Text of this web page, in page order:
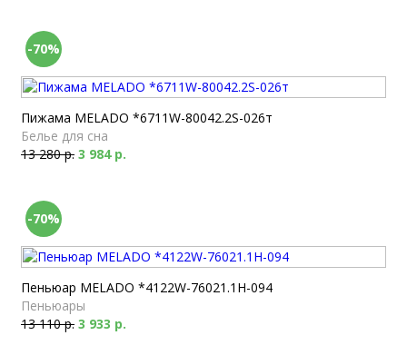
-70%
Пижама MELADO *6711W-80042.2S-026т
Белье для сна
13 280 р. 3 984 р.
-70%
Пеньюар MELADO *4122W-76021.1H-094
Пеньюары
13 110 р. 3 933 р.